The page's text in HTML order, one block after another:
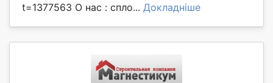
t=1377563 О нас : спло... Докладніше